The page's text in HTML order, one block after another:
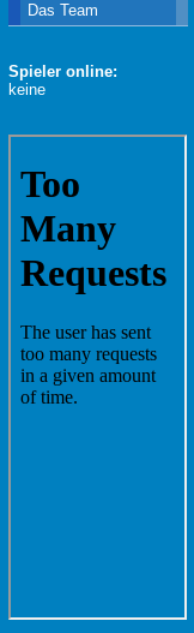
Das Team
Spieler online:
keine